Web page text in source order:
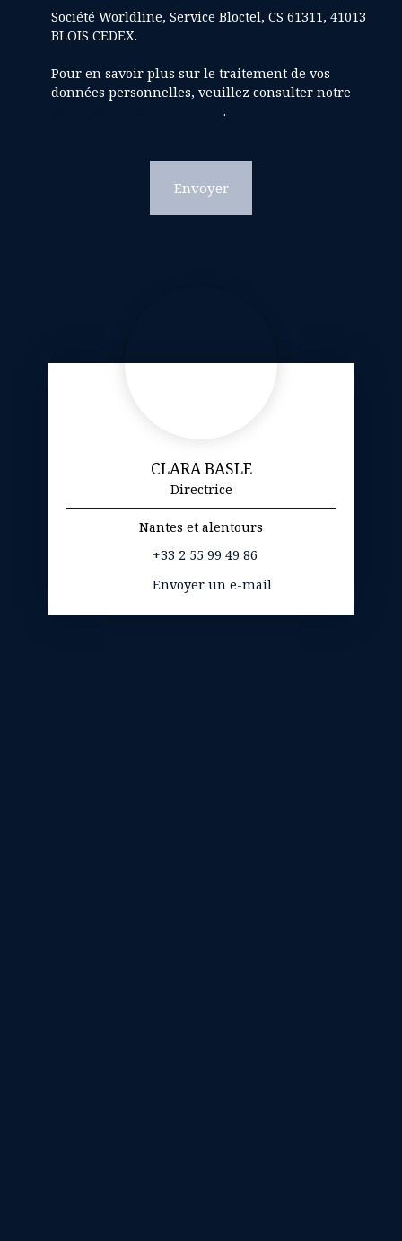
Société Worldline, Service Bloctel, CS 61311, 41013
BLOIS CEDEX.
Pour en savoir plus sur le traitement de vos
données personnelles, veuillez consulter notre
.
Envoyer
CLARA BASLE
Directrice
Nantes et alentours
+33 2 55 99 49 86
Envoyer un e-mail